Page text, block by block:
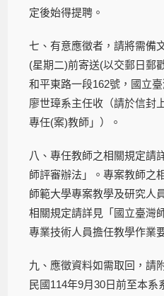
定後始得提聘。
七、有意應徵者，請將需備
(星期二)前寄送(以交郵日郵
和平東路一段162號，國立
廖世璋系主任收（請於信封
專任(案)教師」）。
八、專任教師之相關規定請
師評審辦法」。專案教師之
師範大學專案教學及研究人
相關規定請詳見「國立臺灣
專業技術人員擔任教學作業
九、應徵資料如需取回，請
民國114年9月30日前至本